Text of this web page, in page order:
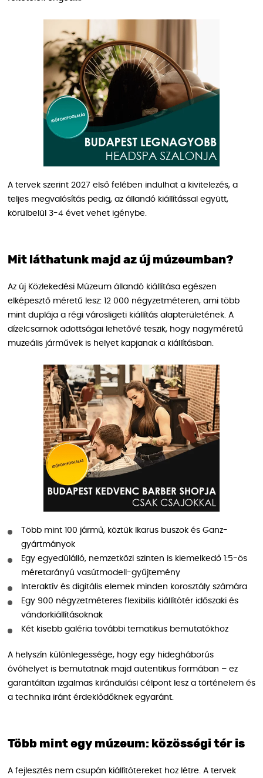
A tervek szerint 2027 első felében indulhat a kivitelezés, a
teljes megvalósítás pedig, az állandó kiállítással együtt,
körülbelül 3-4 évet vehet igénybe.
Mit láthatunk majd az új múzeumban?
Az új Közlekedési Múzeum állandó kiállítása egészen
elképesztő méretű lesz: 12 000 négyzetméteren, ami több
mint duplája a régi városligeti kiállítás alapterületének. A
dízelcsarnok adottságai lehetővé teszik, hogy nagyméretű
muzeális járművek is helyet kapjanak a kiállításban.
Több mint 100 jármű, köztük Ikarus buszok és Ganz-
gyártmányok
Egy egyedülálló, nemzetközi szinten is kiemelkedő 1:5-ös
méretarányú vasútmodell-gyűjtemény
Interaktív és digitális elemek minden korosztály számára
Egy 900 négyzetméteres flexibilis kiállítótér időszaki és
vándorkiállításoknak
Két kisebb galéria további tematikus bemutatókhoz
A helyszín különlegessége, hogy egy hidegháborús
óvóhelyet is bemutatnak majd autentikus formában – ez
garantáltan izgalmas kirándulási célpont lesz a történelem és
a technika iránt érdeklődőknek egyaránt.
Több mint egy múzeum: közösségi tér is
A fejlesztés nem csupán kiállítótereket hoz létre. A tervek